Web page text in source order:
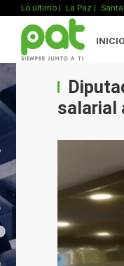
Lo último | La Paz |
INICIO
salarial